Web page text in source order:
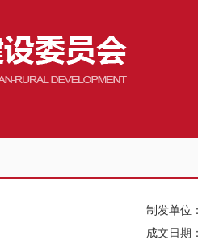
制发单位：
成文日期：